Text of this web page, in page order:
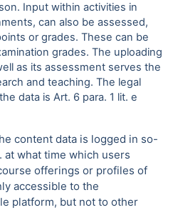
Input within activities in
can also be assessed,
or grades. These can be
grades. The uploading
as its assessment serves the
and teaching. The legal
data is Art. 6 para. 1 lit. e
content data is logged in so-
what time which users
offerings or profiles of
accessible to the
platform, but not to other